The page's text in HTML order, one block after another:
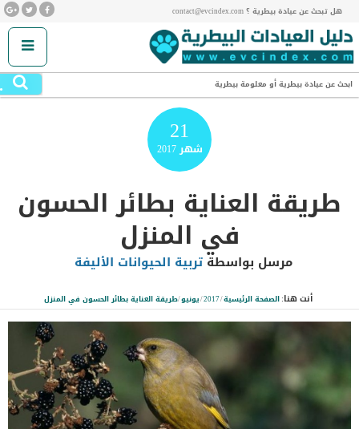
هل تبحث عن عيادة بيطرية ؟ contact@evcindex.com
ابحث عن عيادة بيطرية أو معلومة بيطرية
21
شهر2017
طريقة العناية بطائر الحسون
في المنزل
مرسل بواسطةتربية الحيوانات الأليفة
أنت هنا:الصفحة الرئيسية/
2017
/يونيو/طريقة العناية بطائر الحسون في المنزل